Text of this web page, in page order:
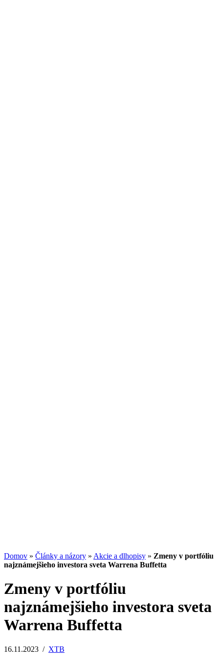
Domov » Články a názory » Akcie a dlhopisy » Zmeny v portfóliu
najznámejšieho investora sveta Warrena Buffetta
Zmeny v portfóliu
najznámejšieho investora sveta
Warrena Buffetta
16.11.2023 / XTB